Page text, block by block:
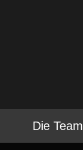
Die